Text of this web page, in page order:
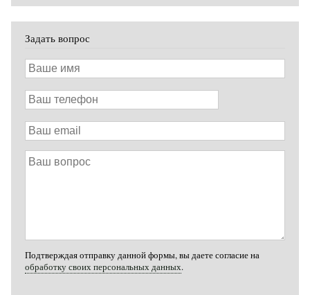
Задать вопрос
Ваше
имя
Ваш
телефон
Ваш
email
Ваш
вопрос
Подтверждая отправку данной формы, вы даете согласие на
обработку своих персональных данных.